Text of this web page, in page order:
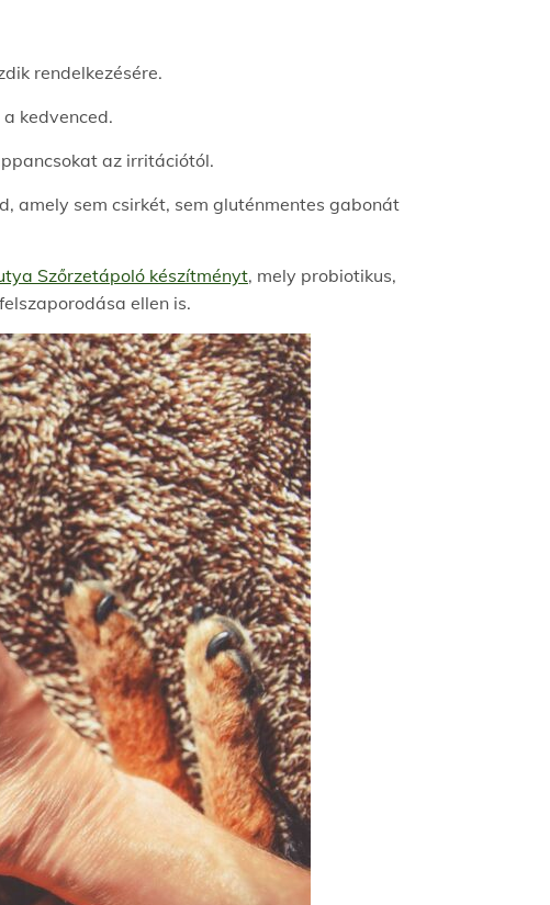
rendelkezésére.
kedvenced.
az irritációtól.
amely sem csirkét, sem gluténmentes gabonát
Szőrzetápoló készítményt, mely probiotikus,
ellen is.